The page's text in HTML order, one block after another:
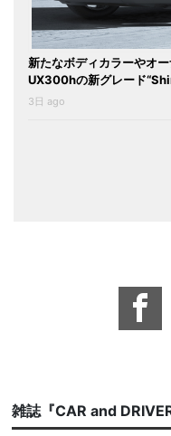
新たなボディカラーやオ
UX300hの新グレード
3日 ago
雑誌『CAR and